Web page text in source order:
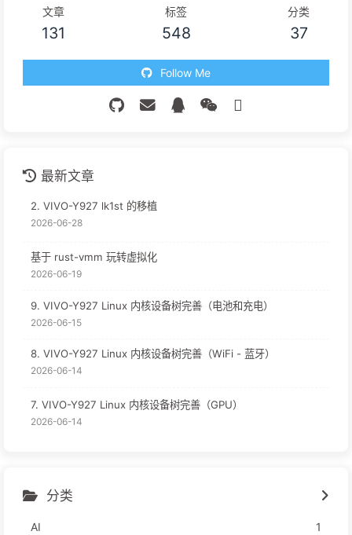
文章
131
标签
548
分类
37
Follow Me
最新文章
2. VIVO-Y927 lk1st 的移植
2026-06-28
基于 rust-vmm 玩转虚拟化
2026-06-19
9. VIVO-Y927 Linux 内核设备树完善（电池和充电）
2026-06-15
8. VIVO-Y927 Linux 内核设备树完善（WiFi - 蓝牙）
2026-06-14
7. VIVO-Y927 Linux 内核设备树完善（GPU）
2026-06-14
分类
AI
1